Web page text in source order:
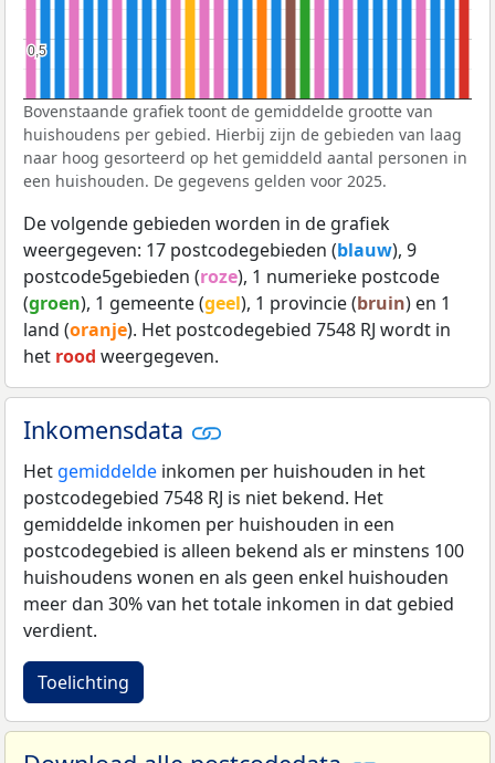
0,5
0,5
Bovenstaande grafiek toont de gemiddelde grootte van
huishoudens per gebied. Hierbij zijn de gebieden van laag
naar hoog gesorteerd op het gemiddeld aantal personen in
een huishouden. De gegevens gelden voor 2025.
De volgende gebieden worden in de grafiek
weergegeven: 17 postcodegebieden (blauw), 9
postcode5gebieden (roze), 1 numerieke postcode
(groen), 1 gemeente (geel), 1 provincie (bruin) en 1
land (oranje). Het postcodegebied 7548 RJ wordt in
het rood weergegeven.
Inkomensdata
Het gemiddelde inkomen per huishouden in het
postcodegebied 7548 RJ is niet bekend. Het
gemiddelde inkomen per huishouden in een
postcodegebied is alleen bekend als er minstens 100
huishoudens wonen en als geen enkel huishouden
meer dan 30% van het totale inkomen in dat gebied
verdient.
Toelichting